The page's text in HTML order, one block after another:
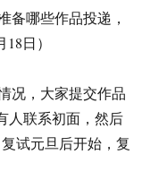
备哪些作品投递，
日）
况，大家提交作品
人联系初面，然后
试元旦后开始，复